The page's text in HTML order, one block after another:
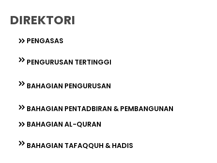
DIREKTORI
PENGASAS
PENGURUSAN TERTINGGI
BAHAGIAN PENGURUSAN
BAHAGIAN PENTADBIRAN & PEMBANGUNAN
BAHAGIAN AL-QURAN
BAHAGIAN TAFAQQUH & HADIS